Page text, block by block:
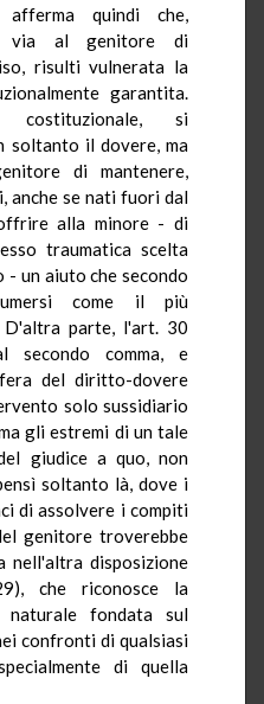
quindi che,
via al genitore di
risulti vulnerata la
garantita.
costituzionale, si
soltanto il dovere, ma
di mantenere,
anche se nati fuori dal
alla minore - di
traumatica scelta
un aiuto che secondo
come il più
parte, l'art. 30
secondo comma, e
del diritto-dovere
solo sussidiario
gli estremi di un tale
giudice a quo, non
soltanto là, dove i
di assolvere i compiti
genitore troverebbe
nell'altra disposizione
che riconosce la
naturale fondata sul
confronti di qualsiasi
di quella